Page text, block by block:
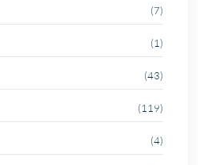
(7)
(1)
(43)
(119)
(4)